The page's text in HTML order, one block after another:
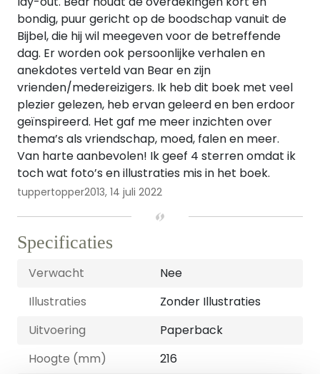
bondig, puur gericht op de boodschap vanuit de
Bijbel, die hij wil meegeven voor de betreffende
dag. Er worden ook persoonlijke verhalen en
anekdotes verteld van Bear en zijn
vrienden/medereizigers. Ik heb dit boek met veel
plezier gelezen, heb ervan geleerd en ben erdoor
geïnspireerd. Het gaf me meer inzichten over
thema’s als vriendschap, moed, falen en meer.
Van harte aanbevolen! Ik geef 4 sterren omdat ik
toch wat foto’s en illustraties mis in het boek.
tuppertopper2013, 14 juli 2022
Specificaties
Verwacht
Nee
Illustraties
Zonder Illustraties
Uitvoering
Paperback
Hoogte (mm)
216